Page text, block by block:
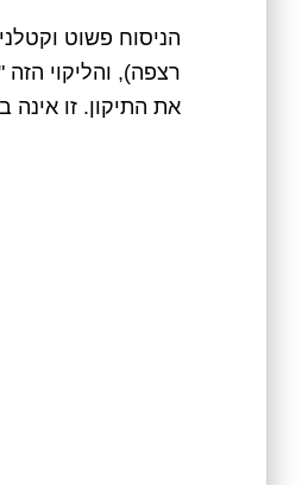
הניסוח פשוט
רצפה), והליקוי
את התיקון. זו אינה